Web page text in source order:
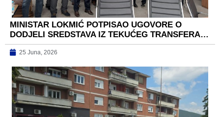
MINISTAR LOKMIĆ POTPISAO UGOVORE O
DODJELI SREDSTAVA IZ TEKUĆEG TRANSFERA…
25 Juna, 2026